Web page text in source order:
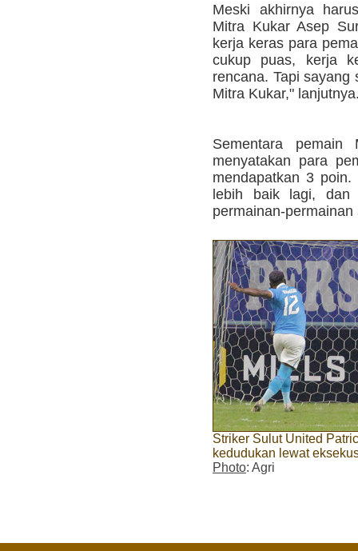
Meski akhirnya
Mitra Kukar Asep
kerja keras para
cukup puas, kerja
rencana. Tapi
Mitra Kukar,"
Sementara
menyatakan para
mendapatkan 3
lebih baik lagi, dan
permainan-
Striker Sulut United
kedudukan lewat
Photo: Agri